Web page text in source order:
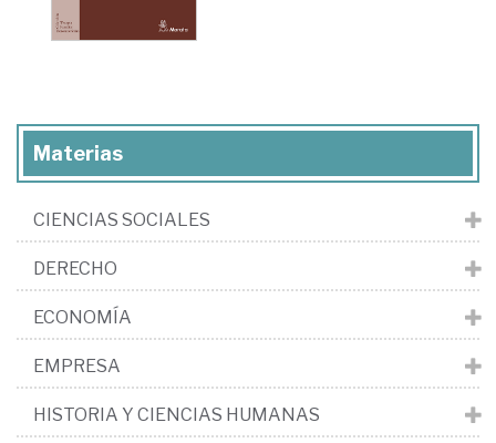
Materias
CIENCIAS SOCIALES
DERECHO
ECONOMÍA
EMPRESA
HISTORIA Y CIENCIAS HUMANAS